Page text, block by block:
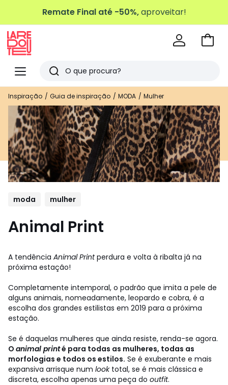
Remate Final até -50%,aproveitar!
Menu
Redoute
Pesquisar
Últimos
artigos
vistos
Ir
Inspiração Guia de inspiração MODA Mulher
moda mulher
Animal Print
A tendência Animal Printperdura e volta à ribalta já na
próxima estação!
Completamente intemporal, o padrão que imita a pele de
alguns animais, nomeadamente, leopardo e cobra, é a
escolha dos grandes estilistas em 2019 para a próxima
estação.
Se é daquelas mulheres que ainda resiste, renda-se agora.
O animal printé para todas as mulheres, todas as
morfologias e todos os estilos. Se é exuberante e mais
expansiva arrisque num looktotal, se é mais clássica e
discreta, escolha apenas uma peça do outfit.